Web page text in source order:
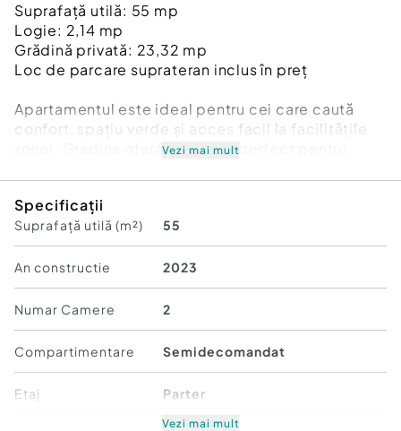
Suprafață utilă: 55 mp
Logie: 2,14 mp
Grădină privată: 23,32 mp
Loc de parcare suprateran inclus în preț
Apartamentul este ideal pentru cei care caută
confort, spațiu verde și acces facil la facilitățile
zonei. Gradina oferă un spațiu perfect pentru
Pentru mai multe detalii și vizionări, contactați
Blitz!
Cod ofertă / ID BLITZ: P163986
Id intern: P163986
Confort:1
Tip imobil: Bloc de apartamente
Număr Băi:
Nr. locuri parcare:
Vezi mai mult
Specificații
Suprafață utilă (m²) 55
An constructie 2023
Numar Camere 2
Compartimentare Semidecomandat
Etaj Parter
Vezi mai mult